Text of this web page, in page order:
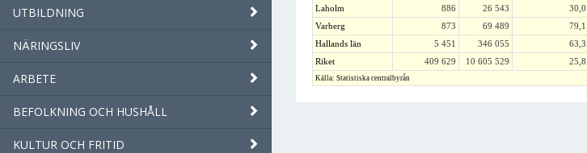
UTBILDNING
NÄRINGSLIV
ARBETE
BEFOLKNING OCH HUSHÅLL
KULTUR OCH FRITID
Laholm
886 26 543
30,0
Varberg
873 69 489
79,1
Hallands län
5 451 346 055
63,3
Riket
409 629 10 605 529 25,8
Källa: Statistiska centralbyrån